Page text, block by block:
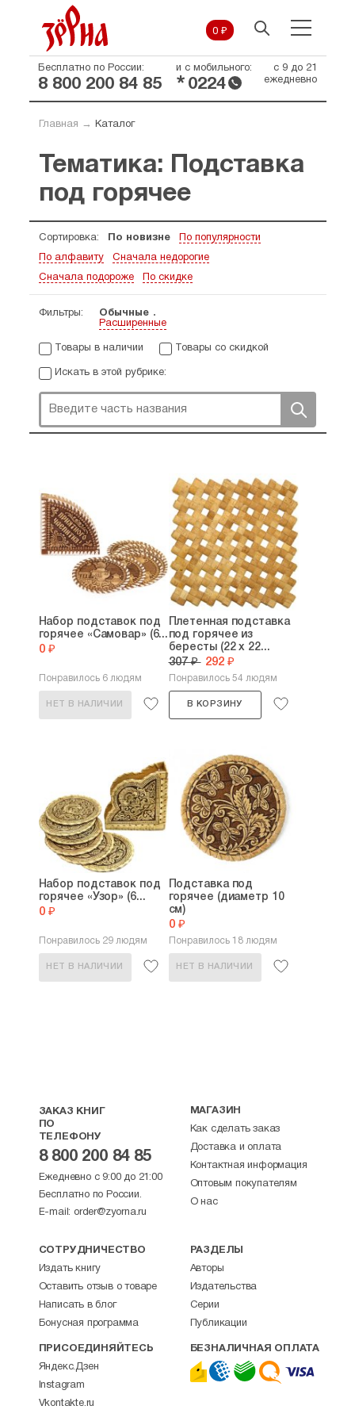
0 ₽
Бесплатно по России:
8 800 200 84 85
и с мобильного:
* 0224
с 9 до 21
ежедневно
Главная → Каталог
Тематика: Подставка
под горячее
Сортировка: По новизне По популярности
По алфавиту Сначала недорогие
Сначала подороже По скидке
Фильтры:
Обычные
Расширенные
Товары в наличии Товары со скидкой
Искать в этой рубрике:
Набор подставок под
горячее «Самовар» (6...
0 ₽
Понравилось 6 людям
НЕТ В НАЛИЧИИ
Плетенная подставка
под горячее из
бересты (22 х 22...
307 ₽ 292 ₽
Понравилось 54 людям
В КОРЗИНУ
Набор подставок под
горячее «Узор» (6...
0 ₽
Понравилось 29 людям
НЕТ В НАЛИЧИИ
Подставка под
горячее (диаметр 10
см)
0 ₽
Понравилось 18 людям
НЕТ В НАЛИЧИИ
ЗАКАЗ КНИГ
ПО
ТЕЛЕФОНУ
8 800 200 84 85
Ежедневно с 9:00 до 21:00
Бесплатно по России.
E-mail: order@zyorna.ru
МАГАЗИН
Как сделать заказ
Доставка и оплата
Контактная информация
Оптовым покупателям
О нас
СОТРУДНИЧЕСТВО
Издать книгу
Оставить отзыв о товаре
Написать в блог
Бонусная программа
РАЗДЕЛЫ
Авторы
Издательства
Серии
Публикации
ПРИСОЕДИНЯЙТЕСЬ
Яндекс.Дзен
Instagram
Vkontakte.ru
БЕЗНАЛИЧНАЯ ОПЛАТА